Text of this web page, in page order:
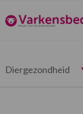
de
hoofdnavigatie
de
hoofd
de
eerste
de
voettekst
Varkensbedrijf.nl
Diergezondheid